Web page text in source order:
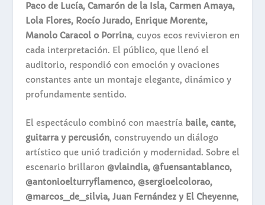
Paco de Lucía, Camarón de la Isla, Carmen Amaya,
Lola Flores, Rocío Jurado, Enrique Morente,
Manolo Caracol o Porrina, cuyos ecos revivieron en
cada interpretación. El público, que llenó el
auditorio, respondió con emoción y ovaciones
constantes ante un montaje elegante, dinámico y
profundamente sentido.
El espectáculo combinó con maestría baile, cante,
guitarra y percusión, construyendo un diálogo
artístico que unió tradición y modernidad. Sobre el
escenario brillaron @vlaindia, @fuensantablanco,
@antonioelturryflamenco, @sergioelcolorao,
@marcos_de_silvia, Juan Fernández y El Cheyenne,